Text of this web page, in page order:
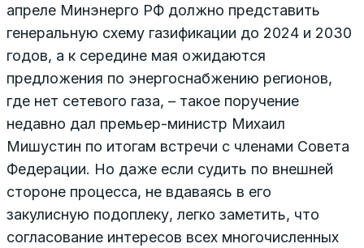
апреле Минэнерго РФ должно представить
генеральную схему газификации до 2024 и 2030
годов, а к середине мая ожидаются
предложения по энергоснабжению регионов,
где нет сетевого газа, – такое поручение
недавно дал премьер-министр Михаил
Мишустин по итогам встречи с членами Совета
Федерации. Но даже если судить по внешней
стороне процесса, не вдаваясь в его
закулисную подоплеку, легко заметить, что
согласование интересов всех многочисленных